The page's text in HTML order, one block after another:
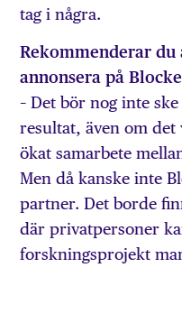
tag i några.
Rekommenderar
annonsera på
– Det bör nog inte
resultat, även om
ökat samarbete
Men då kanske inte
partner. Det borde
där privatpersoner
forskningsprojekt